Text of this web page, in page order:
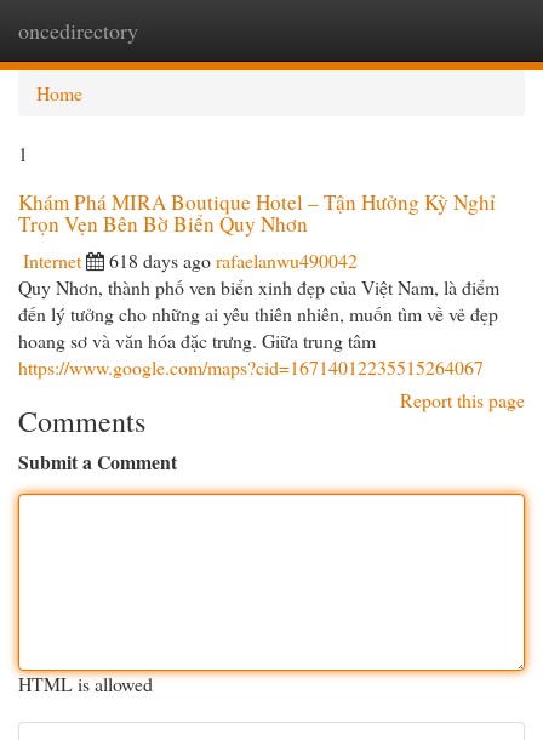
oncedirectory
Home
1
Khám Phá MIRA Boutique Hotel – Tận Hưởng Kỳ Nghỉ
Trọn Vẹn Bên Bờ Biển Quy Nhơn
Internet 618 days agorafaelanwu490042
Quy Nhơn, thành phố ven biển xinh đẹp của Việt Nam, là điểm
đến lý tưởng cho những ai yêu thiên nhiên, muốn tìm về vẻ đẹp
hoang sơ và văn hóa đặc trưng. Giữa trung tâm
https://www.google.com/maps?cid=16714012235515264067
Report this page
Comments
Submit a Comment
HTML is allowed